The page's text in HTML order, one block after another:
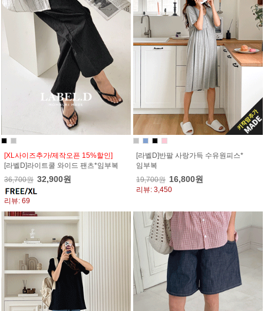
[XL사이즈추가/제작오픈 15%할인]
[라벨D]라이트쿨 와이드 팬츠*임부복
36,700원 32,900원
리뷰: 69
[라벨D]반팔 사랑가득 수유원피스*
임부복
19,700원 16,800원
리뷰: 3,450